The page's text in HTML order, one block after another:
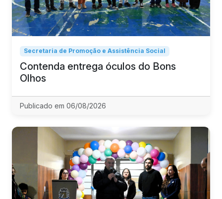
Secretaria de Promoção e Assistência Social
Contenda entrega óculos do Bons
Olhos
Publicado em 06/08/2026